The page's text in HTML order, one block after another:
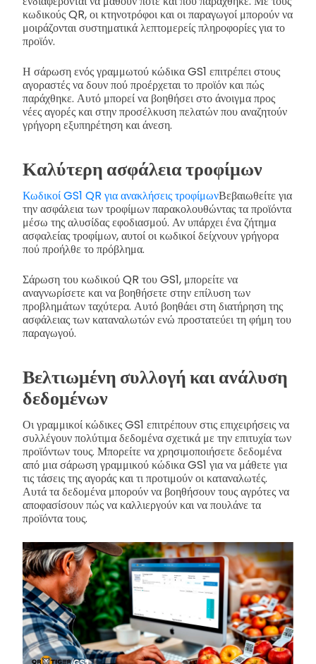
κωδικούς QR, οι κτηνοτρόφοι και οι παραγωγοί μπορούν να
μοιράζονται συστηματικά λεπτομερείς πληροφορίες για το
προϊόν.
Η σάρωση ενός γραμμωτού κώδικα GS1 επιτρέπει στους
αγοραστές να δουν πού προέρχεται το προϊόν και πώς
παράχθηκε. Αυτό μπορεί να βοηθήσει στο άνοιγμα προς
νέες αγορές και στην προσέλκυση πελατών που αναζητούν
γρήγορη εξυπηρέτηση και άνεση.
Καλύτερη ασφάλεια τροφίμων
Κωδικοί GS1 QR για ανακλήσεις τροφίμωνΒεβαιωθείτε για
την ασφάλεια των τροφίμων παρακολουθώντας τα προϊόντα
μέσω της αλυσίδας εφοδιασμού. Αν υπάρχει ένα ζήτημα
ασφαλείας τροφίμων, αυτοί οι κωδικοί δείχνουν γρήγορα
πού προήλθε το πρόβλημα.
Σάρωση του κωδικού QR του GS1, μπορείτε να
αναγνωρίσετε και να βοηθήσετε στην επίλυση των
προβλημάτων ταχύτερα. Αυτό βοηθάει στη διατήρηση της
ασφάλειας των καταναλωτών ενώ προστατεύει τη φήμη του
παραγωγού.
Βελτιωμένη συλλογή και ανάλυση
δεδομένων
Οι γραμμικοί κώδικες GS1 επιτρέπουν στις επιχειρήσεις να
συλλέγουν πολύτιμα δεδομένα σχετικά με την επιτυχία των
προϊόντων τους. Μπορείτε να χρησιμοποιήσετε δεδομένα
από μια σάρωση γραμμικού κώδικα GS1 για να μάθετε για
τις τάσεις της αγοράς και τι προτιμούν οι καταναλωτές.
Αυτά τα δεδομένα μπορούν να βοηθήσουν τους αγρότες να
αποφασίσουν πώς να καλλιεργούν και να πουλάνε τα
προϊόντα τους.